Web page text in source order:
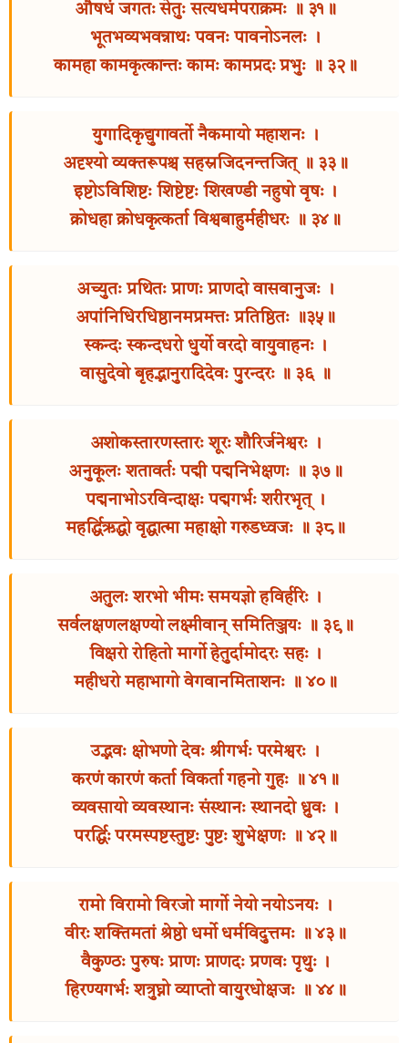
औषधं जगतः सेतुः सत्यधर्मपराक्रमः ॥ ३१॥
भूतभव्यभवन्नाथः पवनः पावनोऽनलः ।
कामहा कामकृत्कान्तः कामः कामप्रदः प्रभुः ॥ ३२॥
युगादिकृद्युगावर्तो नैकमायो महाशनः ।
अदृश्यो व्यक्तरूपश्च सहस्रजिदनन्तजित् ॥ ३३॥
इष्टोऽविशिष्टः शिष्टेष्टः शिखण्डी नहुषो वृषः ।
क्रोधहा क्रोधकृत्कर्ता विश्वबाहुर्महीधरः ॥ ३४॥
अच्युतः प्रथितः प्राणः प्राणदो वासवानुजः ।
अपांनिधिरधिष्ठानमप्रमत्तः प्रतिष्ठितः ॥३५॥
स्कन्दः स्कन्दधरो धुर्यो वरदो वायुवाहनः ।
वासुदेवो बृहद्भानुरादिदेवः पुरन्दरः ॥ ३६ ॥
अशोकस्तारणस्तारः शूरः शौरिर्जनेश्वरः ।
अनुकूलः शतावर्तः पद्मी पद्मनिभेक्षणः ॥ ३७॥
पद्मनाभोऽरविन्दाक्षः पद्मगर्भः शरीरभृत् ।
महर्द्धिऋद्धो वृद्धात्मा महाक्षो गरुडध्वजः ॥ ३८॥
अतुलः शरभो भीमः समयज्ञो हविर्हरिः ।
सर्वलक्षणलक्षण्यो लक्ष्मीवान् समितिञ्जयः ॥ ३९॥
विक्षरो रोहितो मार्गो हेतुर्दामोदरः सहः ।
महीधरो महाभागो वेगवानमिताशनः ॥ ४०॥
उद्भवः क्षोभणो देवः श्रीगर्भः परमेश्वरः ।
करणं कारणं कर्ता विकर्ता गहनो गुहः ॥ ४१॥
व्यवसायो व्यवस्थानः संस्थानः स्थानदो ध्रुवः ।
परर्द्धिः परमस्पष्टस्तुष्टः पुष्टः शुभेक्षणः ॥ ४२॥
रामो विरामो विरजो मार्गो नेयो नयोऽनयः ।
वीरः शक्तिमतां श्रेष्ठो धर्मो धर्मविदुत्तमः ॥ ४३॥
वैकुण्ठः पुरुषः प्राणः प्राणदः प्रणवः पृथुः ।
हिरण्यगर्भः शत्रुघ्नो व्याप्तो वायुरधोक्षजः ॥ ४४॥